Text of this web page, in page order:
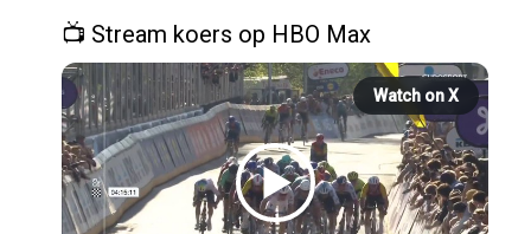
📺 Stream koers op HBO Max
Watch on X